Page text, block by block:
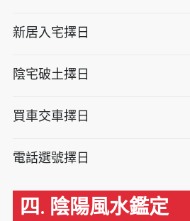
新居入宅擇日
陰宅破土擇日
買車交車擇日
電話選號擇日
四. 陰陽風水鑑定